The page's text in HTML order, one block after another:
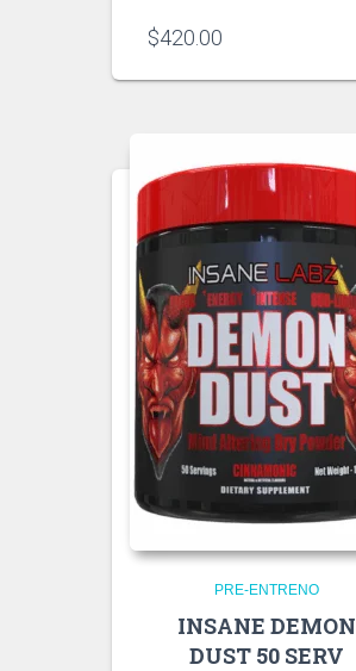
$420.00
PRE-ENTRENO
INSANE DEMON
DUST 50 SERV